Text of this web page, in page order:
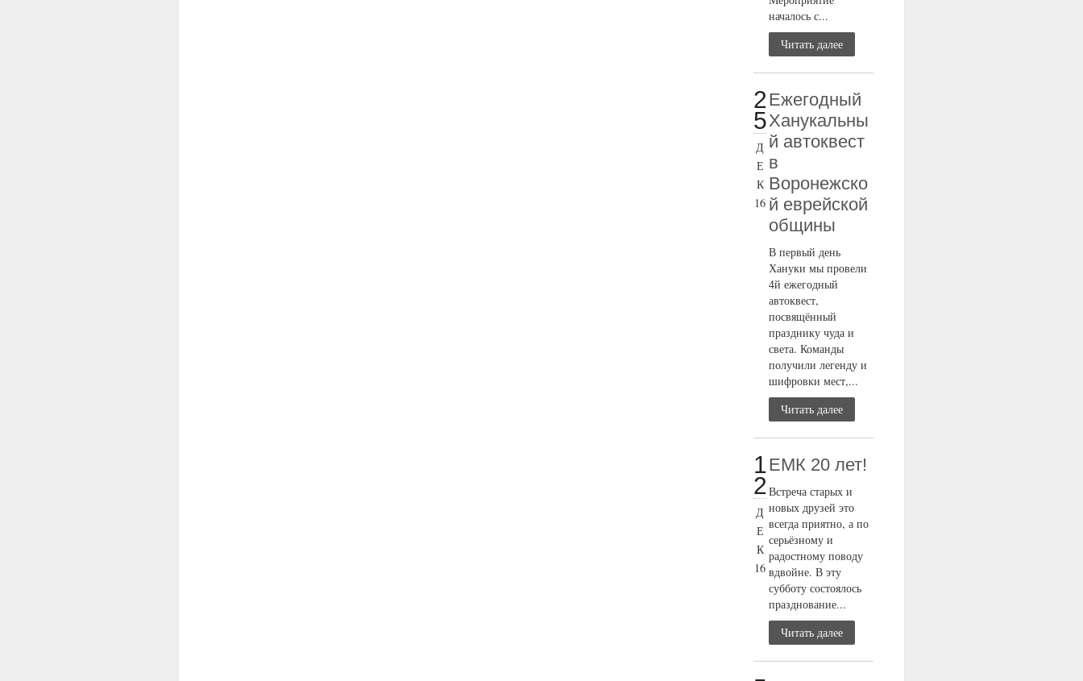
началось с...
Читать далее
2
5
Д
Е
К
16
Ежегодный
Ханукальны
й автоквест
в
Воронежско
й еврейской
общины
В первый день
Хануки мы провели
4й ежегодный
автоквест,
посвящённый
празднику чуда и
света. Команды
получили легенду и
шифровки мест,...
Читать далее
1
2
Д
Е
К
16
ЕМК 20 лет!
Встреча старых и
новых друзей это
всегда приятно, а по
серьёзному и
радостному поводу
вдвойне. В эту
субботу состоялось
празднование...
Читать далее